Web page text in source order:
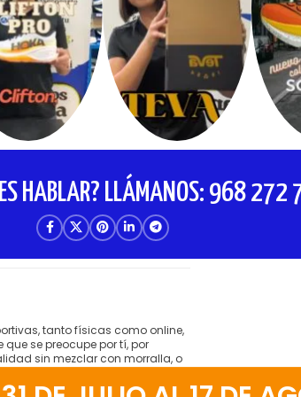
HABLAR? LLÁMANOS: 968 272
tanto físicas como online,
se preocupe por tí, por
sin mezclar con morralla, o
el hígado por lo que te venden.
amigos satisfechos que vienen a